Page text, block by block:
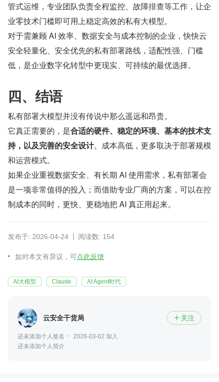
管式运维，专业团队负责全程监控、故障排查等工作，让企
业零技术门槛即可用上稳定高效的私有大模型。
对于需兼顾 AI 效率、数据安全与成本控制的企业，快快云
安全轻量化、安全优先的私有部署路线，适配性强、门槛
低，是企业数字化转型中更现实、可持续的最优选择。
四、结语
私有部署大模型并没有传说中那么遥远和昂贵。
它真正需要的，是合适的硬件、稳定的环境、基本的技术支
持，以及完善的安全设计。成本高低，更多取决于部署规模
和运营模式。
如果企业重视数据安全、有长期 AI 使用需求，私有部署会
是一项非常值得的投入；而借助专业厂商的方案，可以在控
制成本的同时，更快、更稳地把 AI 真正用起来。
发布于: 2026-04-24 阅读数: 154
如对本文有异议，可点此反馈
AI大模型 Claude AI Agent时代
云安全干货局  关注
还未添加个人签名
2026-03-02 加入
还未添加个人简介